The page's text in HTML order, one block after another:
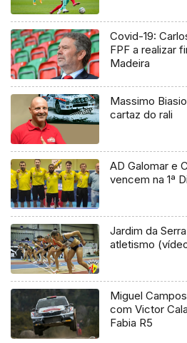
Covid-19:
FPF a realizar
Madeira
Massimo
cartaz do rali
AD Galomar e
vencem na 1ª
Jardim da
atletismo
Miguel
com Victor
Fabia R5